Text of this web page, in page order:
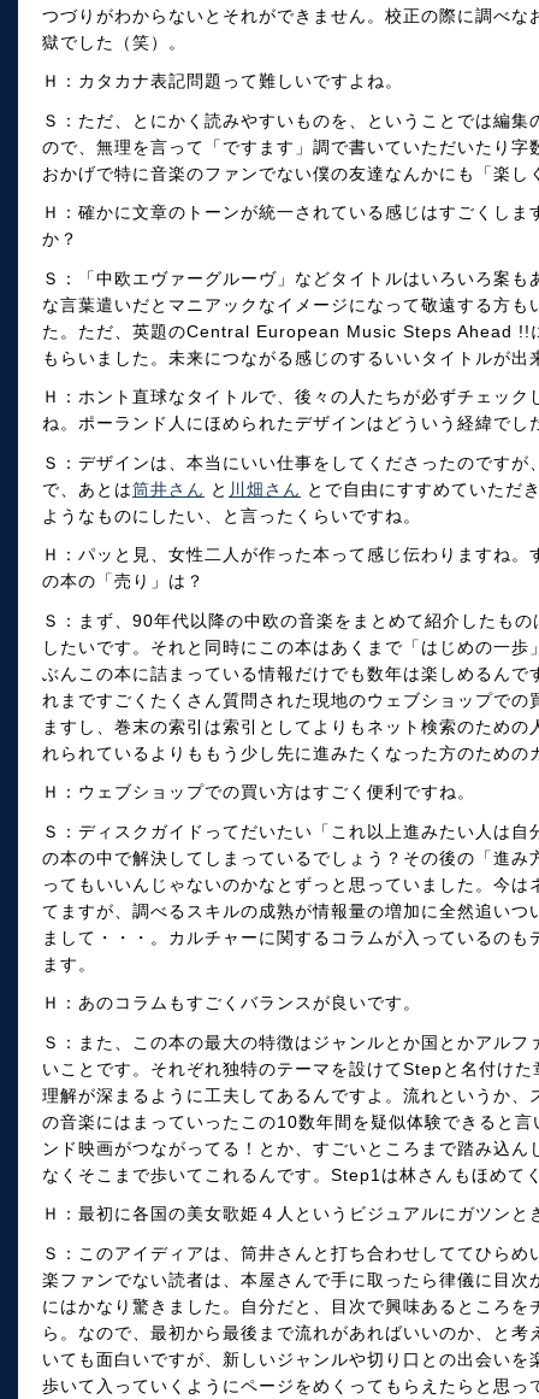
つづりがわからないとそれができません。校正の際に調べ
獄でした（笑）。
Ｈ：カタカナ表記問題って難しいですよね。
Ｓ：ただ、とにかく読みやすいものを、ということでは編
ので、無理を言って「ですます」調で書いていただいたり
おかげで特に音楽のファンでない僕の友達なんかにも「楽し
Ｈ：確かに文章のトーンが統一されている感じはすごくし
か？
Ｓ：「中欧エヴァーグルーヴ」などタイトルはいろいろ案
な言葉遣いだとマニアックなイメージになって敬遠する方
た。ただ、英題のCentral European Music Steps Ahead !!
もらいました。未来につながる感じのするいいタイトルが出
Ｈ：ホント直球なタイトルで、後々の人たちが必ずチェッ
ね。ポーランド人にほめられたデザインはどういう経緯でし
Ｓ：デザインは、本当にいい仕事をしてくださったのです
で、あとは筒井さん と 川畑さん とで自由にすすめていただ
ようなものにしたい、と言ったくらいですね。
Ｈ：パッと見、女性二人が作った本って感じ伝わりますね
の本の「売り」は？
Ｓ：まず、90年代以降の中欧の音楽をまとめて紹介したも
したいです。それと同時にこの本はあくまで「はじめの一
ぶんこの本に詰まっている情報だけでも数年は楽しめるん
れまですごくたくさん質問された現地のウェブショップで
ますし、巻末の索引は索引としてよりもネット検索のため
れられているよりももう少し先に進みたくなった方のため
Ｈ：ウェブショップでの買い方はすごく便利ですね。
Ｓ：ディスクガイドってだいたい「これ以上進みたい人は
の本の中で解決してしまっているでしょう？その後の「進
ってもいいんじゃないのかなとずっと思っていました。今
てますが、調べるスキルの成熟が情報量の増加に全然追い
まして・・・。カルチャーに関するコラムが入っているの
ます。
Ｈ：あのコラムもすごくバランスが良いです。
Ｓ：また、この本の最大の特徴はジャンルとか国とかアル
いことです。それぞれ独特のテーマを設けてStepと名付け
理解が深まるように工夫してあるんですよ。流れというか
の音楽にはまっていったこの10数年間を疑似体験できると
ンド映画がつながってる！とか、すごいところまで踏み込
なくそこまで歩いてこれるんです。Step1は林さんもほめて
Ｈ：最初に各国の美女歌姫４人というビジュアルにガツンと
Ｓ：このアイディアは、筒井さんと打ち合わせしててひら
楽ファンでない読者は、本屋さんで手に取ったら律儀に目
にはかなり驚きました。自分だと、目次で興味あるところ
ら。なので、最初から最後まで流れがあればいいのか、と
いても面白いですが、新しいジャンルや切り口との出会い
歩いて入っていくようにページをめくってもらえたらと思っ